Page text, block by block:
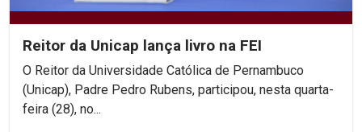
Reitor da Unicap lança livro na FEI
O Reitor da Universidade Católica de Pernambuco
(Unicap), Padre Pedro Rubens, participou, nesta quarta-
feira (28), no...